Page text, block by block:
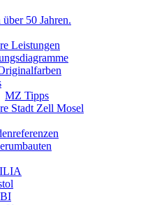
50 Jahren.
Leistungen
MZ Tipps
Stadt Zell Mosel